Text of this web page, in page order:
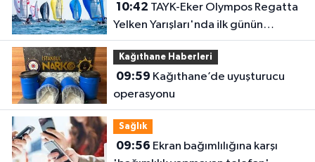
10:42
Yelken Yarışları'nda ilk günün
sonuçları belli oldu
Kağıthane Haberleri
09:59
operasyonu
Sağlık
09:56